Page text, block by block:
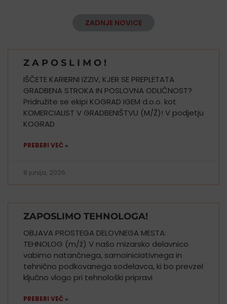
ZADNJE NOVICE
Z A P O S L I M O !
IŠČETE KARIERNI IZZIV, KJER SE PREPLETATA
GRADBENA STROKA IN POSLOVNA ODLIČNOST?
Pridružite se ekipi KOGRAD IGEM d.o.o. kot
KOMERCIALIST V GRADBENIŠTVU (M/Ž)! V podjetju
KOGRAD
PREBERI VEČ »
8 junija, 2026
ZAPOSLIMO TEHNOLOGA!
OBJAVA PROSTEGA DELOVNEGA MESTA:
TEHNOLOG (m/ž) V našo mizarsko delavnico
vabimo natančnega, samoiniciativnega in
tehnično podkovanega sodelavca, ki bo prevzel
ključno vlogo pri tehnološki pripravi
PREBERI VEČ »